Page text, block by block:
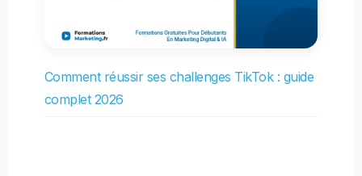
Comment réussir ses challenges TikTok : guide
complet 2026